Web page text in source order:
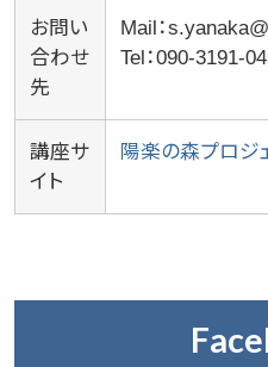
お問い
合わせ
先
Mail：
Tel：090-3191-
講座サ
イト
陽楽の森プロジ